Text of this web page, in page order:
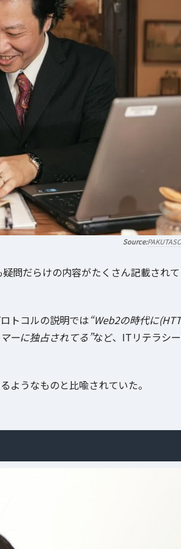
PAKUTASO
問だらけの内容がたくさん記載されて
トコルの説明では“Web2の時代に(HTT
ーに独占されてる”など、ITリテラシー
ようなものと比喩されていた。